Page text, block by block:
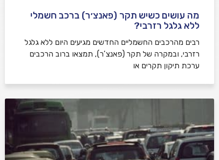
מה עושים כשיש תקר (פאנצ׳ר) ברכב חשמלי
ללא גלגל רזרבי?
רבים מהרכבים החשמליים החדשים מגיעים היום ללא גלגל
רזרבי, ובמקרה של תקר (פאנצ’ר), תמצאו ברוב הרכבים
ערכת תיקון תקרים או